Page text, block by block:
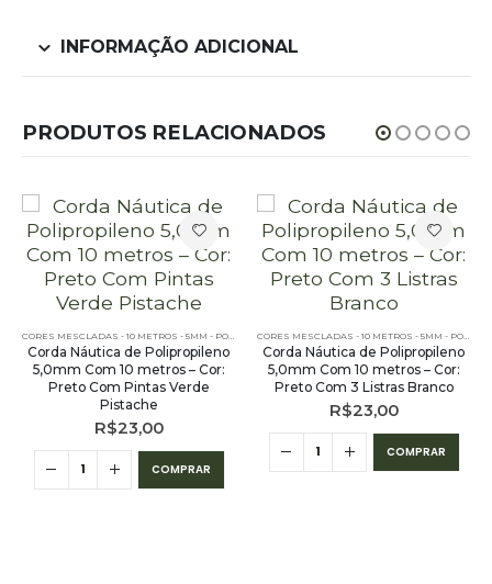
INFORMAÇÃO ADICIONAL
PRODUTOS RELACIONADOS
CORES MESCLADAS - 10 METROS - 5MM - POLIPROPILENO
Corda Náutica de Polipropileno
5,0mm Com 10 metros – Cor:
Preto Com Pintas Verde
Pistache
R$23,00
COMPRAR
CORES MESCLADAS - 10 METROS - 5MM - POLIPROPILENO
Corda Náutica de Polipropileno
5,0mm Com 10 metros – Cor:
Preto Com 3 Listras Branco
R$23,00
COMPRAR